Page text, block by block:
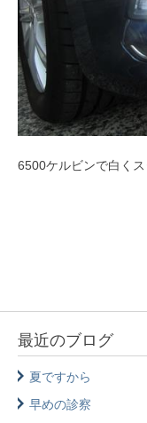
6500ケルビンで白く
最近のブログ
夏ですから
早めの診察